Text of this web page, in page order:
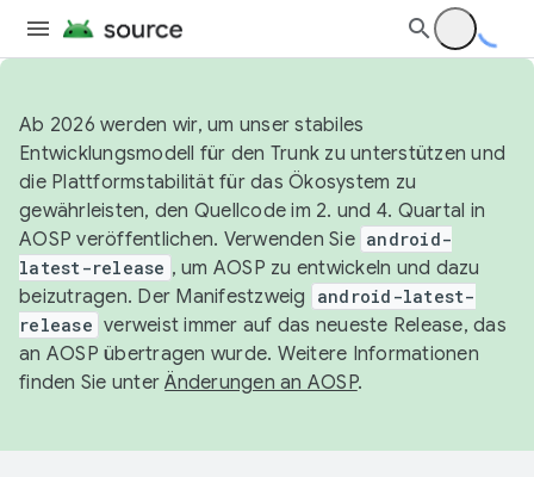
Ab 2026 werden wir, um unser stabiles
Entwicklungsmodell für den Trunk zu unterstützen und
die Plattformstabilität für das Ökosystem zu
gewährleisten, den Quellcode im 2. und 4. Quartal in
AOSP veröffentlichen. Verwenden Sie android-
latest-release , um AOSP zu entwickeln und dazu
beizutragen. Der Manifestzweig
android-latest-
release verweist immer auf das neueste Release, das
an AOSP übertragen wurde. Weitere Informationen
finden Sie unterÄnderungen an AOSP.